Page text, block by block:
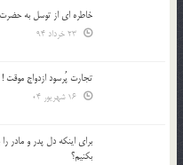
خاطره ای از توسل به
تجارت پُرسود ازدواج موقت !
براي اينكه دل پدر و مادر
بكنيم؟